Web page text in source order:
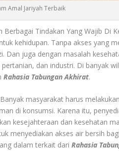
Amal Jariyah Terbaik
Berbagai Tindakan Yang Wajib Di
kehidupan. Tanpa akses yang
Dan juga dengan masalah
dan industri. Di banyak
Rahasia Tabungan Akhirat.
masyarakat harus
di konsumsi. Karena itu,
kesejahteraan dan kesehatan
menyediakan akses air bersih
dalam terkait dariRahasia